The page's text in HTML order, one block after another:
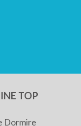
TOP
Dormire